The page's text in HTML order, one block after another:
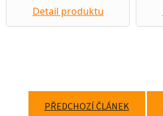
PŘEDCHOZÍ ČLÁNEK